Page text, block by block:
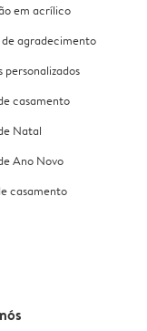
em acrílico
agradecimento
personalizados
casamento
Natal
Ano Novo
casamento